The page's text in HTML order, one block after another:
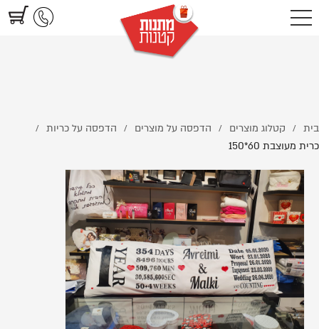
https://www.littlegifts.co.il/%D7%9B%D7%A8%D7%99%D7%AA-
%D7%9E%D7%A2%D7%95%D7%A6%D7%91%D7%AA-60%2A150/
בית / קטלוג מוצרים / הדפסה על מוצרים / הדפסה על כריות /
כרית מעוצבת 60*150